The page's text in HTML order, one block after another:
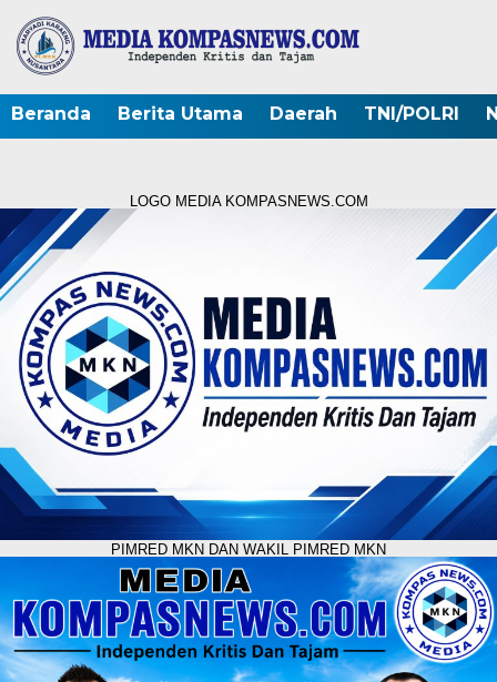
Beranda Berita Utama Daerah TNI/POLRI
LOGO MEDIA KOMPASNEWS.COM
PIMRED MKN DAN WAKIL PIMRED MKN